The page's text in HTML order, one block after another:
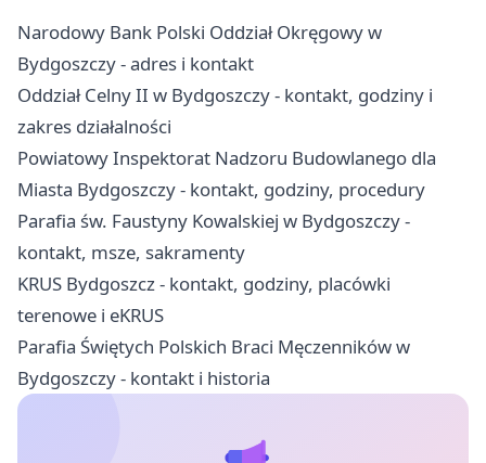
Narodowy Bank Polski Oddział Okręgowy w
Bydgoszczy - adres i kontakt
Oddział Celny II w Bydgoszczy - kontakt, godziny i
zakres działalności
Powiatowy Inspektorat Nadzoru Budowlanego dla
Miasta Bydgoszczy - kontakt, godziny, procedury
Parafia św. Faustyny Kowalskiej w Bydgoszczy -
kontakt, msze, sakramenty
KRUS Bydgoszcz - kontakt, godziny, placówki
terenowe i eKRUS
Parafia Świętych Polskich Braci Męczenników w
Bydgoszczy - kontakt i historia